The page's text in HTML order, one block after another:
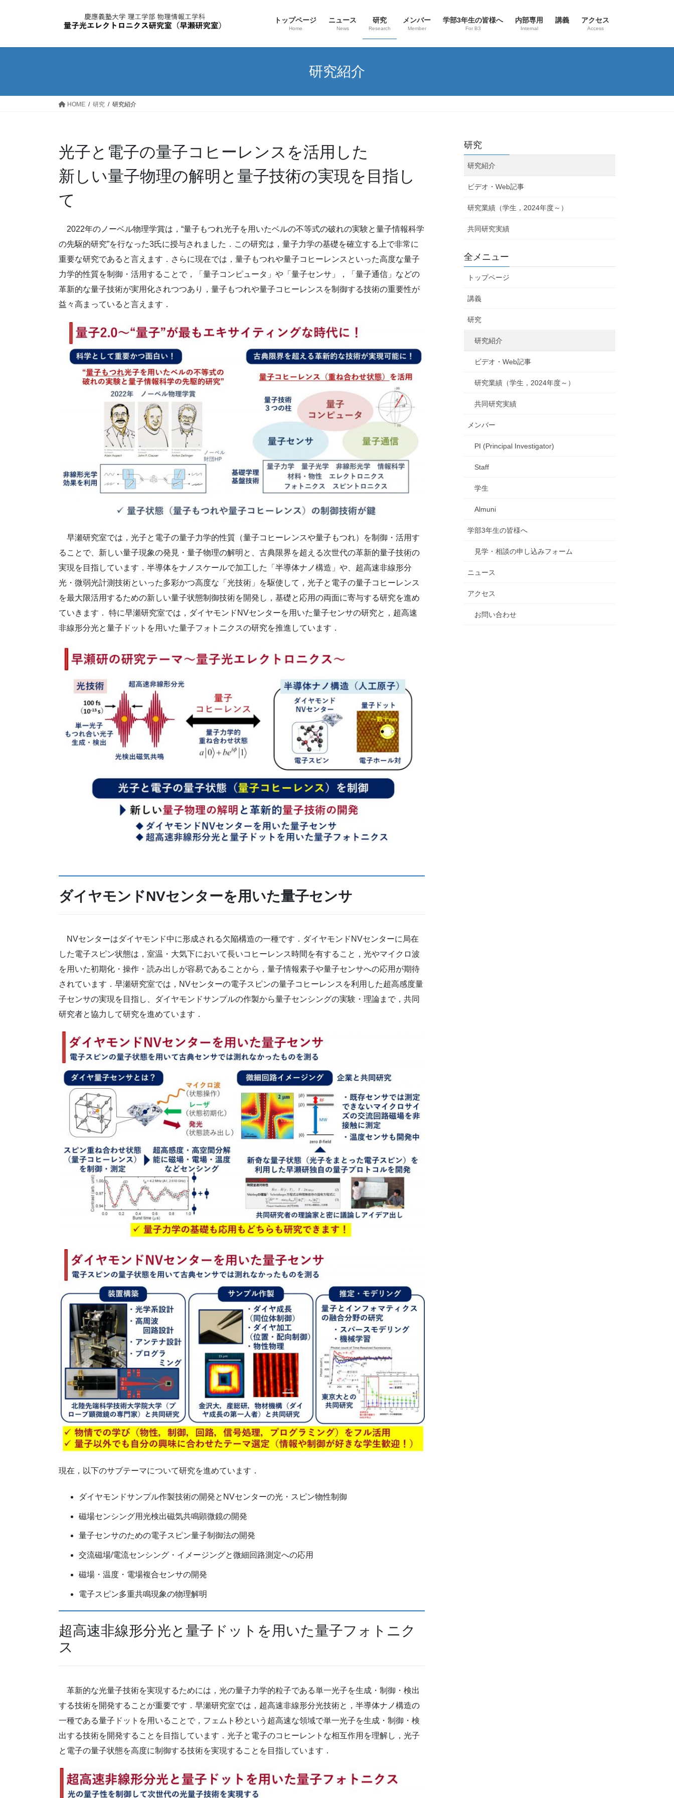
トップページ
Home
ニュース
News
研究
Research
メンバー
Member
学部3年生の皆様へ
For B3
内部専用
Internal
講義 アクセス
Access
研究紹介
HOME 研究 研究紹介
光子と電子の量子コヒーレンスを活用した
新しい量子物理の解明と量子技術の実現を目指し
て
2022年のノーベル物理学賞は，“量子もつれ光子を用いたベルの不等式の破れの実験と量子情報科学
の先駆的研究”を行なった3氏に授与されました．この研究は，量子力学の基礎を確立する上で非常に
重要な研究であると言えます．さらに現在では，量子もつれや量子コヒーレンスといった高度な量子
力学的性質を制御・活用することで，「量子コンピュータ」や「量子センサ」，「量子通信」などの
革新的な量子技術が実用化されつつあり，量子もつれや量子コヒーレンスを制御する技術の重要性が
益々高まっていると言えます．
早瀬研究室では，光子と電子の量子力学的性質（量子コヒーレンスや量子もつれ）を制御・活用す
ることで、新しい量子現象の発見・量子物理の解明と、古典限界を超える次世代の革新的量子技術の
実現を目指しています．半導体をナノスケールで加工した「半導体ナノ構造」や、超高速非線形分
光・微弱光計測技術といった多彩かつ高度な「光技術」を駆使して，光子と電子の量子コヒーレンス
を最大限活用するための新しい量子状態制御技術を開発し，基礎と応用の両面に寄与する研究を進め
ていきます． 特に早瀬研究室では，ダイヤモンドNVセンターを用いた量子センサの研究と，超高速
非線形分光と量子ドットを用いた量子フォトニクスの研究を推進しています．
ダイヤモンドNVセンターを用いた量子センサ
NVセンターはダイヤモンド中に形成される欠陥構造の一種です．ダイヤモンドNVセンターに局在
した電子スピン状態は，室温・大気下において長いコヒーレンス時間を有すること，光やマイクロ波
を用いた初期化・操作・読み出しが容易であることから，量子情報素子や量子センサへの応用が期待
されています．早瀬研究室では，NVセンターの電子スピンの量子コヒーレンスを利用した超高感度量
子センサの実現を目指し、ダイヤモンドサンプルの作製から量子センシングの実験・理論まで，共同
研究者と協力して研究を進めています．
現在，以下のサブテーマについて研究を進めています．
ダイヤモンドサンプル作製技術の開発とNVセンターの光・スピン物性制御
磁場センシング用光検出磁気共鳴顕微鏡の開発
量子センサのための電子スピン量子制御法の開発
交流磁場/電流センシング・イメージングと微細回路測定への応用
磁場・温度・電場複合センサの開発
電子スピン多重共鳴現象の物理解明
超高速非線形分光と量子ドットを用いた量子フォトニク
ス
革新的な光量子技術を実現するためには，光の量子力学的粒子である単一光子を生成・制御・検出
する技術を開発することが重要です．早瀬研究室では，超高速非線形分光技術と，半導体ナノ構造の
一種である量子ドットを用いることで，フェムト秒という超高速な領域で単一光子を生成・制御・検
出する技術を開発することを目指しています．光子と電子のコヒーレントな相互作用を理解し，光子
と電子の量子状態を高度に制御する技術を実現することを目指しています．
研究
研究紹介
ビデオ・Web記事
研究業績（学生，2024年度～）
共同研究実績
全メニュー
トップページ
講義
研究
研究紹介
ビデオ・Web記事
研究業績（学生，2024年度～）
共同研究実績
メンバー
PI (Principal Investigator)
Staff
学生
Almuni
学部3年生の皆様へ
見学・相談の申し込みフォーム
ニュース
アクセス
お問い合わせ